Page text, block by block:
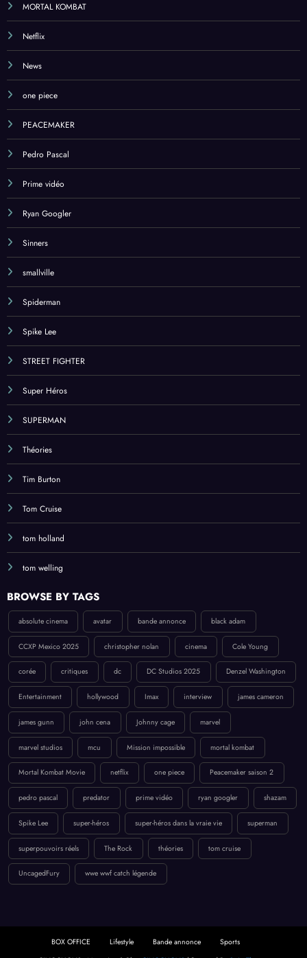
MORTAL KOMBAT
Netflix
News
one piece
PEACEMAKER
Pedro Pascal
Prime vidéo
Ryan Googler
Sinners
smallville
Spiderman
Spike Lee
STREET FIGHTER
Super Héros
SUPERMAN
Théories
Tim Burton
Tom Cruise
tom holland
tom welling
BROWSE BY TAGS
absolute cinema avatar bande annonce black adam
CCXP Mexico 2025 christopher nolan cinema Cole Young
corée critiques dc DC Studios 2025 Denzel Washington
Entertainment hollywood Imax interview james cameron
james gunn john cena Johnny cage marvel
marvel studios mcu Mission impossible mortal kombat
Mortal Kombat Movie netflix one piece Peacemaker saison 2
pedro pascal predator prime vidéo ryan googler shazam
Spike Lee super-héros super-héros dans la vraie vie superman
superpouvoirs réels The Rock théories tom cruise
UncagedFury wwe wwf catch légende
BOX OFFICE Lifestyle Bande annonce
Sports